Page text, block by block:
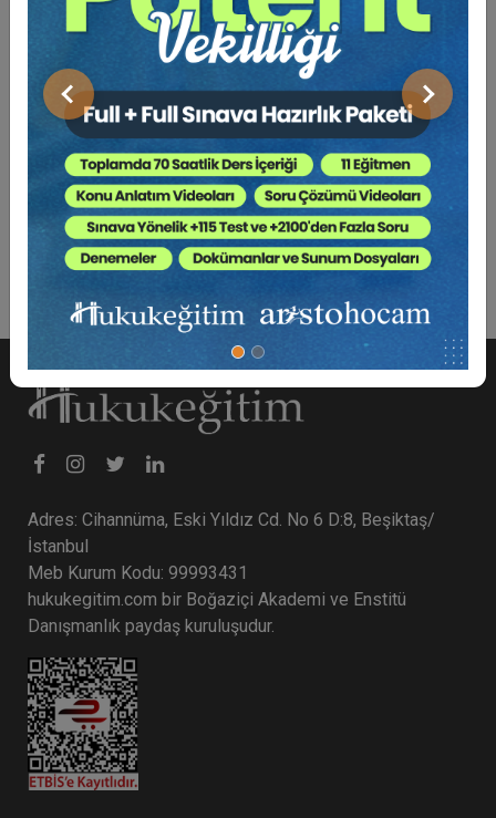
Önceki Sonraki
Anonim Şirketlerde Yönetim Kurulu - VI. Ticaret
Hukuku Kongresi - I. Oturum Video Kaydı
360 TL Sepete Ekle
Adres: Cihannüma, Eski Yıldız Cd. No 6 D:8, Beşiktaş/
İstanbul
Meb Kurum Kodu: 99993431
hukukegitim.com bir Boğaziçi Akademi ve Enstitü
Danışmanlık paydaş kuruluşudur.